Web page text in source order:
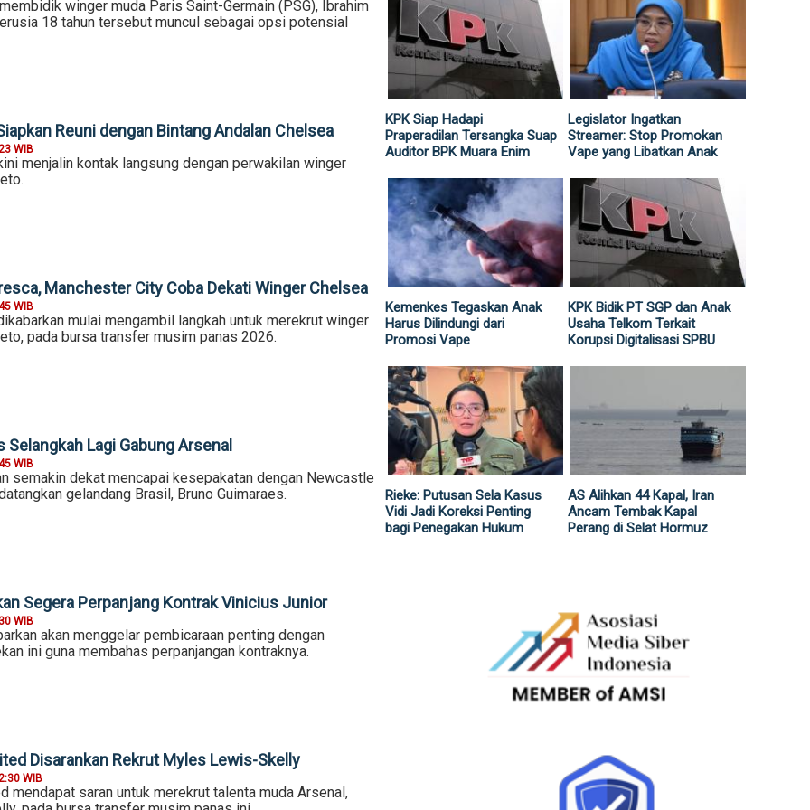
winger muda Paris Saint-Germain (PSG), Ibrahim
18 tahun tersebut muncul sebagai opsi potensial
Reuni dengan Bintang Andalan Chelsea
WIB
menjalin kontak langsung dengan perwakilan winger
Manchester City Coba Dekati Winger Chelsea
WIB
mulai mengambil langkah untuk merekrut winger
pada bursa transfer musim panas 2026.
Selangkah Lagi Gabung Arsenal
WIB
semakin dekat mencapai kesepakatan dengan Newcastle
gelandang Brasil, Bruno Guimaraes.
Segera Perpanjang Kontrak Vinicius Junior
WIB
akan menggelar pembicaraan penting dengan
ini guna membahas perpanjangan kontraknya.
Disarankan Rekrut Myles Lewis-Skelly
WIB
mendapat saran untuk merekrut talenta muda Arsenal,
KPK Siap Hadapi
Praperadilan Tersangka Suap
Auditor BPK Muara Enim
Legislator Ingatkan
Streamer: Stop Promokan
Vape yang Libatkan Anak
Kemenkes Tegaskan Anak
Harus Dilindungi dari
Promosi Vape
KPK Bidik PT SGP dan Anak
Usaha Telkom Terkait
Korupsi Digitalisasi SPBU
Rieke: Putusan Sela Kasus
Vidi Jadi Koreksi Penting
bagi Penegakan Hukum
AS Alihkan 44 Kapal, Iran
Ancam Tembak Kapal
Perang di Selat Hormuz